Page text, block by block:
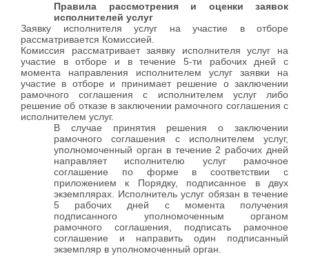
Правила рассмотрения и оценки заявок
исполнителей услуг
Заявку исполнителя услуг на участие в отборе
рассматривается Комиссией.
Комиссия рассматривает заявку исполнителя услуг на
участие в отборе и в течение 5-ти рабочих дней с
момента направления исполнителем услуг заявки на
участие в отборе и принимает решение о заключении
рамочного соглашения с исполнителем услуг либо
решение об отказе в заключении рамочного соглашения с
исполнителем услуг.
В случае принятия решения о заключении
рамочного соглашения с исполнителем услуг,
уполномоченный орган в течение 2 рабочих дней
направляет исполнителю услуг рамочное
соглашение по форме в соответствии с
приложением к Порядку, подписанное в двух
экземплярах. Исполнитель услуг обязан в течение
5 рабочих дней с момента получения
подписанного уполномоченным органом
рамочного соглашения, подписать рамочное
соглашение и направить один подписанный
экземпляр в уполномоченный орган.